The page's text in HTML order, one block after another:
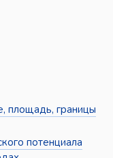
площадь, границы
потенциала